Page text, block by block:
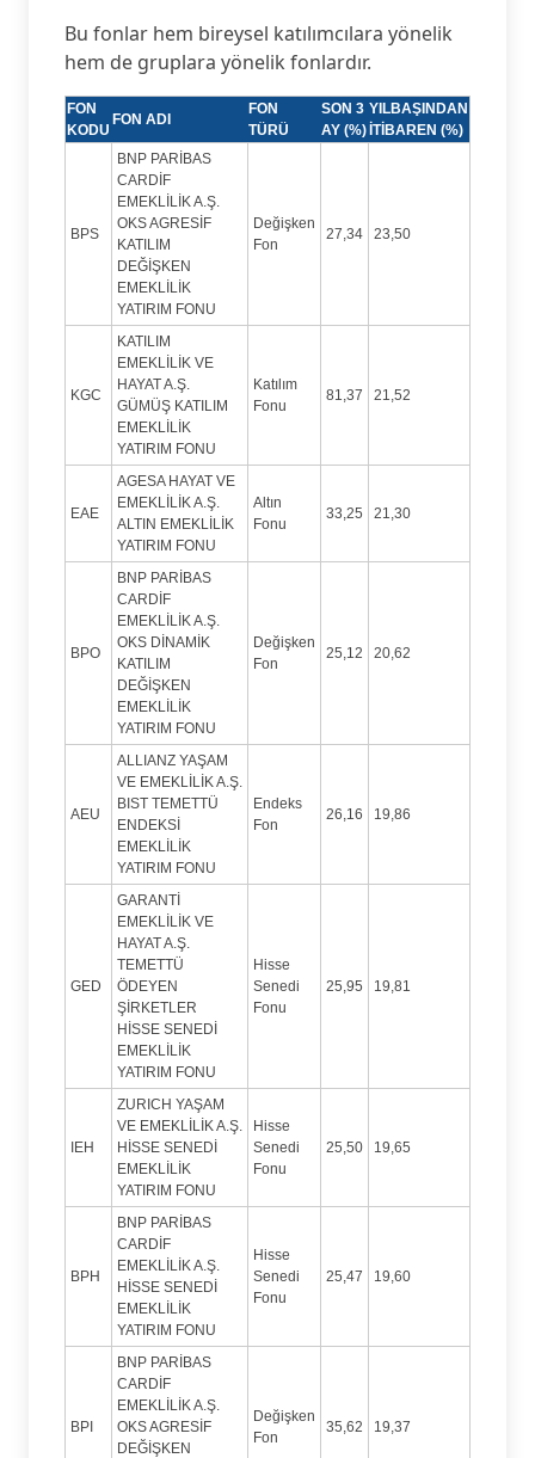
Bu fonlar hem bireysel katılımcılara yönelik
hem de gruplara yönelik fonlardır.
FON
KODU
FON ADI
FON
TÜRÜ
SON 3
AY (%)
YILBAŞINDAN
İTİBAREN (%)
BPS
BNP PARİBAS
CARDİF
EMEKLİLİK A.Ş.
OKS AGRESİF
KATILIM
DEĞİŞKEN
EMEKLİLİK
YATIRIM FONU
Değişken
Fon
27,34 23,50
KGC
KATILIM
EMEKLİLİK VE
HAYAT A.Ş.
GÜMÜŞ KATILIM
EMEKLİLİK
YATIRIM FONU
Katılım
Fonu
81,37 21,52
EAE
AGESA HAYAT VE
EMEKLİLİK A.Ş.
ALTIN EMEKLİLİK
YATIRIM FONU
Altın
Fonu
33,25 21,30
BPO
BNP PARİBAS
CARDİF
EMEKLİLİK A.Ş.
OKS DİNAMİK
KATILIM
DEĞİŞKEN
EMEKLİLİK
YATIRIM FONU
Değişken
Fon
25,12 20,62
AEU
ALLIANZ YAŞAM
VE EMEKLİLİK A.Ş.
BIST TEMETTÜ
ENDEKSİ
EMEKLİLİK
YATIRIM FONU
Endeks
Fon
26,16 19,86
GED
GARANTİ
EMEKLİLİK VE
HAYAT A.Ş.
TEMETTÜ
ÖDEYEN
ŞİRKETLER
HİSSE SENEDİ
EMEKLİLİK
YATIRIM FONU
Hisse
Senedi
Fonu
25,95 19,81
IEH
ZURICH YAŞAM
VE EMEKLİLİK A.Ş.
HİSSE SENEDİ
EMEKLİLİK
YATIRIM FONU
Hisse
Senedi
Fonu
25,50 19,65
BPH
BNP PARİBAS
CARDİF
EMEKLİLİK A.Ş.
HİSSE SENEDİ
EMEKLİLİK
YATIRIM FONU
Hisse
Senedi
Fonu
25,47 19,60
BPI
BNP PARİBAS
CARDİF
EMEKLİLİK A.Ş.
OKS AGRESİF
DEĞİŞKEN
Değişken
Fon
35,62 19,37